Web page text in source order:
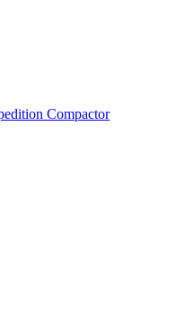
Compactor